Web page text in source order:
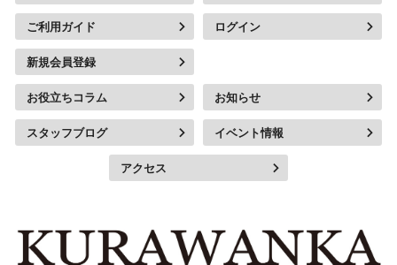
ご利用ガイド ログイン
新規会員登録
お役立ちコラム お知らせ
スタッフブログ イベント情報
アクセス